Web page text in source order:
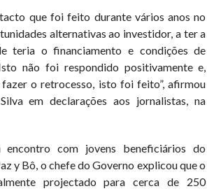
que foi feito durante vários anos no
alternativas ao investidor, a ter a
teria o financiamento e condições de
não foi respondido positivamente e,
o retrocesso, isto foi feito”, afirmou
em declarações aos jornalistas, na
com jovens beneficiários do
y Bô, o chefe do Governo explicou que o
projectado para cerca de 250